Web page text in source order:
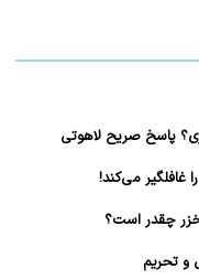
پاسخ صریح لاهوتی
خزر چقدر است؟
و تحریم